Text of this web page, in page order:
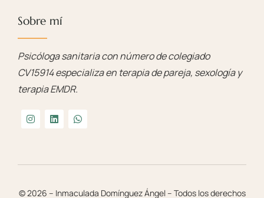
Sobre mí
Psicóloga sanitaria con número de colegiado
CV15914 especializa en terapia de pareja, sexología y
terapia EMDR.
© 2026 – Inmaculada Domínguez Ángel – Todos los derechos